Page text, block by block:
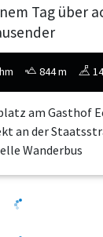
Tag über
844 m
am Gasthof
an der
Wanderbus